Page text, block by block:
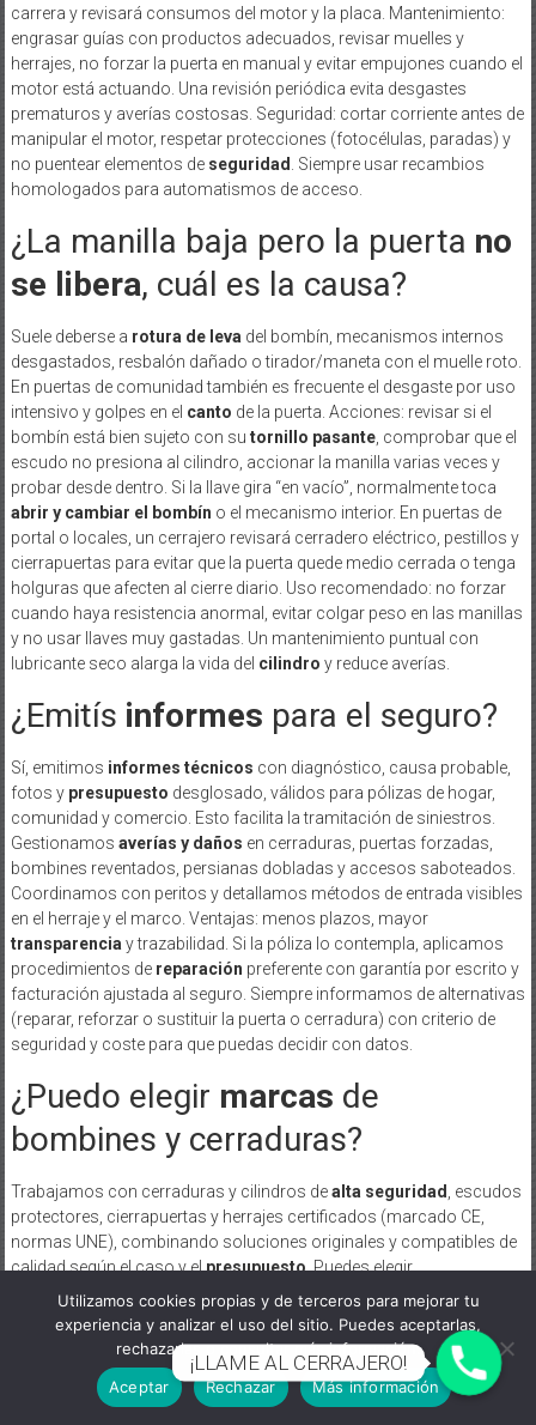
carrera y revisará consumos del motor y la placa. Mantenimiento:
engrasar guías con productos adecuados, revisar muelles y
herrajes, no forzar la puerta en manual y evitar empujones cuando el
motor está actuando. Una revisión periódica evita desgastes
prematuros y averías costosas. Seguridad: cortar corriente antes de
manipular el motor, respetar protecciones (fotocélulas, paradas) y
no puentear elementos de seguridad
. Siempre usar recambios
homologados para automatismos de acceso.
¿La manilla baja pero la puerta no
se libera, cuál es la causa?
Suele deberse a rotura de leva del bombín, mecanismos internos
desgastados, resbalón dañado o tirador/maneta con el muelle roto.
En puertas de comunidad también es frecuente el desgaste por uso
intensivo y golpes en el canto de la puerta. Acciones: revisar si el
bombín está bien sujeto con su tornillo pasante, comprobar que el
escudo no presiona al cilindro, accionar la manilla varias veces y
probar desde dentro. Si la llave gira “en vacío”, normalmente toca
abrir y cambiar el bombín o el mecanismo interior. En puertas de
portal o locales, un cerrajero revisará cerradero eléctrico, pestillos y
cierrapuertas para evitar que la puerta quede medio cerrada o tenga
holguras que afecten al cierre diario. Uso recomendado: no forzar
cuando haya resistencia anormal, evitar colgar peso en las manillas
y no usar llaves muy gastadas. Un mantenimiento puntual con
lubricante seco alarga la vida del cilindro y reduce averías.
¿Emitís informes para el seguro?
Sí, emitimos informes técnicos con diagnóstico, causa probable,
fotos y presupuesto desglosado, válidos para pólizas de hogar,
comunidad y comercio. Esto facilita la tramitación de siniestros.
Gestionamos averías y daños en cerraduras, puertas forzadas,
bombines reventados, persianas dobladas y accesos saboteados.
Coordinamos con peritos y detallamos métodos de entrada visibles
en el herraje y el marco. Ventajas: menos plazos, mayor
transparencia y trazabilidad. Si la póliza lo contempla, aplicamos
procedimientos de reparación preferente con garantía por escrito y
facturación ajustada al seguro. Siempre informamos de alternativas
(reparar, reforzar o sustituir la puerta o cerradura) con criterio de
seguridad y coste para que puedas decidir con datos.
¿Puedo elegir marcas de
bombines y cerraduras?
Trabajamos con cerraduras y cilindros dealta seguridad
, escudos
protectores, cierrapuertas y herrajes certificados (marcado CE,
normas UNE), combinando soluciones originales y compatibles de
calidad según el caso y elpresupuesto. Puedes elegir
marca /modelo (antibumping, llave patentada, sistemas de
amaestramiento) cuando exista alternativa. Presentamos
comparativa de seguridad, durabilidad, plazos y precio antes de
decidir. Usamos tornillería adecuada, escudos reforzados,
selladores y anclajes de calidad, respetando indicaciones del
Utilizamos cookies propias y de terceros para mejorar tu
experiencia y analizar el uso del sitio. Puedes aceptarlas,
rechazarlas o consultar más información.
Aceptar
Rechazar Más información
¡LLAME AL CERRAJERO!